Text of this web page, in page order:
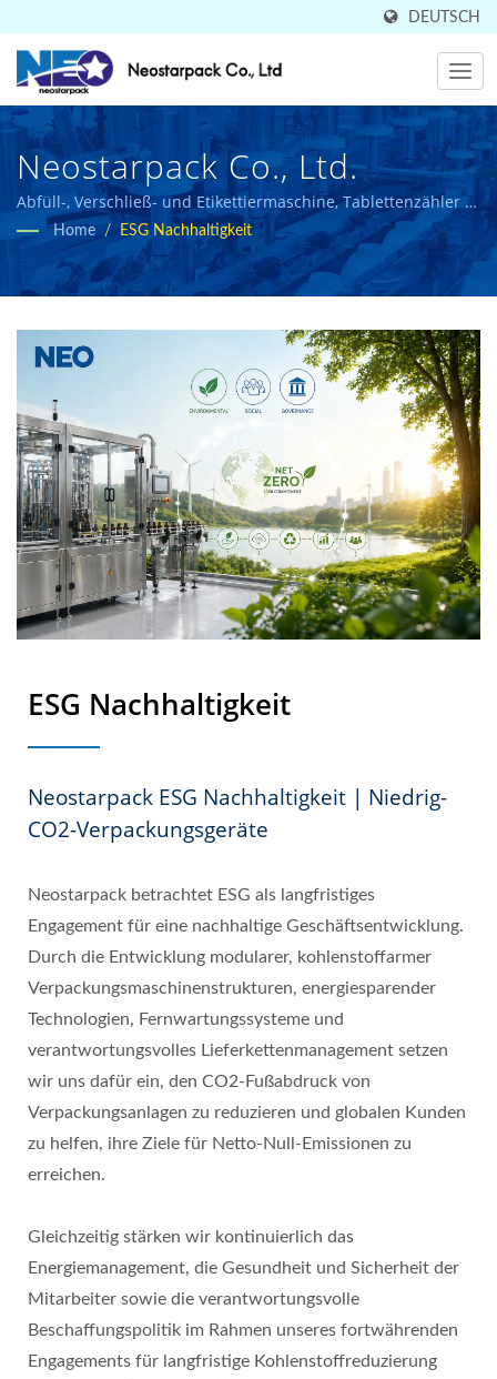
DEUTSCH
Neostarpack Co., Ltd.
Abfüll-, Verschließ- und Etikettiermaschine, Tablettenzähler in
Abfülllösungen von Neostarpack.
Home / ESG Nachhaltigkeit
ESG Nachhaltigkeit
Neostarpack ESG Nachhaltigkeit | Niedrig-
CO2-Verpackungsgeräte
Neostarpack betrachtet ESG als langfristiges
Engagement für eine nachhaltige Geschäftsentwicklung.
Durch die Entwicklung modularer, kohlenstoffarmer
Verpackungsmaschinenstrukturen, energiesparender
Technologien, Fernwartungssysteme und
verantwortungsvolles Lieferkettenmanagement setzen
wir uns dafür ein, den CO2-Fußabdruck von
Verpackungsanlagen zu reduzieren und globalen Kunden
zu helfen, ihre Ziele für Netto-Null-Emissionen zu
erreichen.
Gleichzeitig stärken wir kontinuierlich das
Energiemanagement, die Gesundheit und Sicherheit der
Mitarbeiter sowie die verantwortungsvolle
Beschaffungspolitik im Rahmen unseres fortwährenden
Engagements für langfristige Kohlenstoffreduzierung